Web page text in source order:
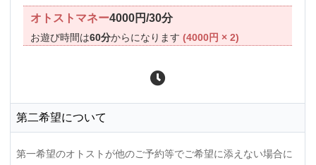
オトストマネー4000円/30分
お遊び時間は60分からになります(4000円 × 2)
第二希望について
第一希望のオトストが他のご予約等でご希望に添えない場合に